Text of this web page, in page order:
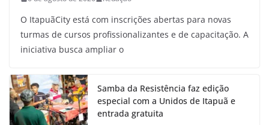
O ItapuãCity está com inscrições abertas para novas
turmas de cursos profissionalizantes e de capacitação. A
iniciativa busca ampliar o
Samba da Resistência faz edição
especial com a Unidos de Itapuã e
entrada gratuita